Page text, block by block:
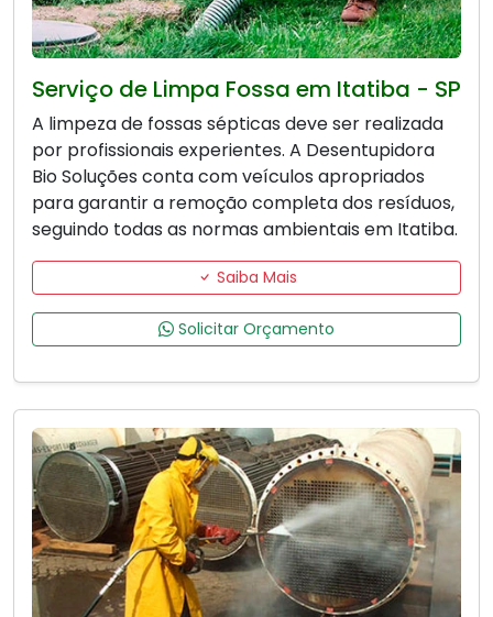
Serviço de Limpa Fossa em Itatiba - SP
A limpeza de fossas sépticas deve ser realizada
por profissionais experientes. A Desentupidora
Bio Soluções conta com veículos apropriados
para garantir a remoção completa dos resíduos,
seguindo todas as normas ambientais em Itatiba.
Saiba Mais
Solicitar Orçamento